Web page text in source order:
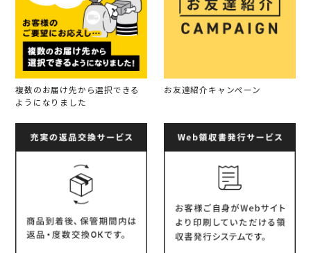
複数のお届け先から選択できる
ようになりました
お友達紹介キャンペーン